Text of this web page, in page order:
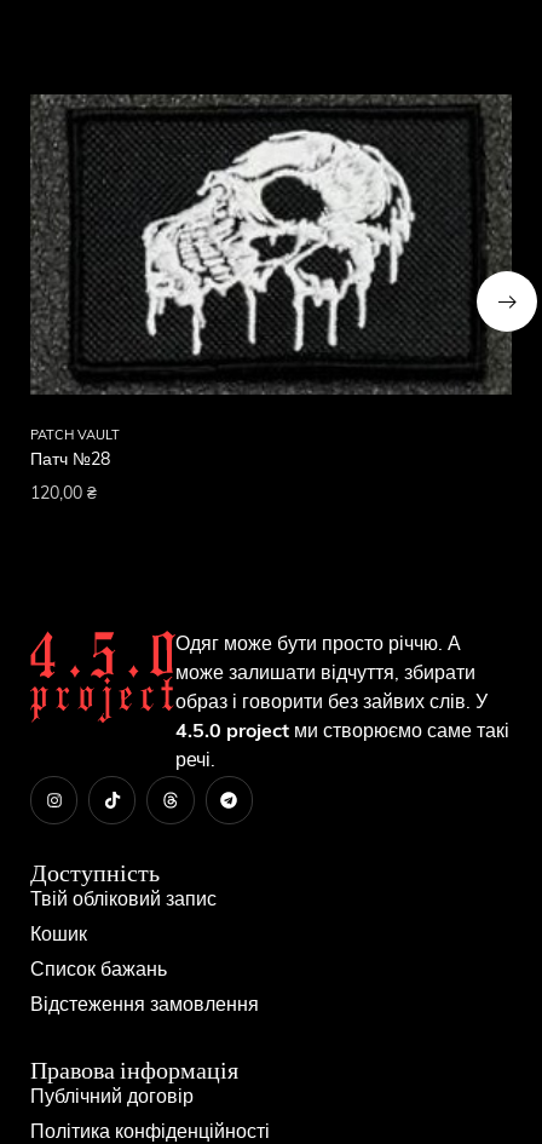
PATCH VAULT
Патч №28
120,00 ₴
Одяг може бути просто річчю. А
може залишати відчуття, збирати
образ і говорити без зайвих слів. У
4.5.0 project ми створюємо саме такі
речі.
Доступність
Твій обліковий запис
Кошик
Список бажань
Відстеження замовлення
Правова інформація
Публічний договір
Політика конфіденційності